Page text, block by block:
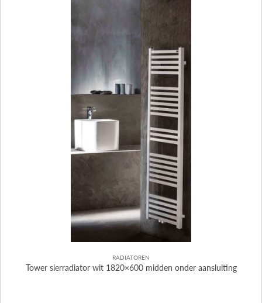
RADIATOREN
Tower sierradiator wit 1820×600 midden onder aansluiting